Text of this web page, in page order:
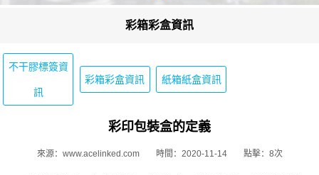
彩箱彩盒資訊
不干膠標簽資
訊
彩箱彩盒資訊 紙箱紙盒資訊
彩印包裝盒的定義
來源：www.acelinked.com 時間：2020-11-14 點擊：8次